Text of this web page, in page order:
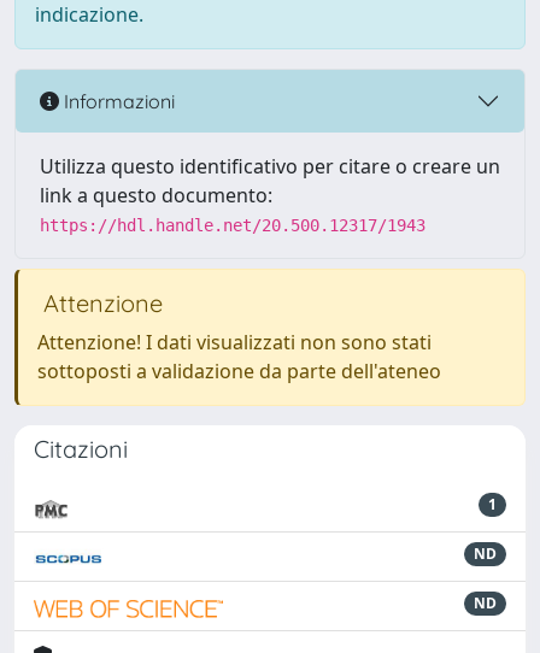
indicazione.
Informazioni
Utilizza questo identificativo per citare o creare un
link a questo documento:
https://hdl.handle.net/20.500.12317/1943
Attenzione
Attenzione! I dati visualizzati non sono stati
sottoposti a validazione da parte dell'ateneo
Citazioni
1
ND
ND